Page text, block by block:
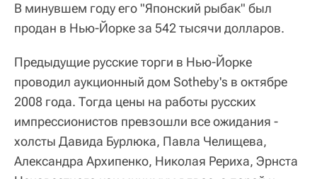
В минувшем году его "Японский рыбак" был
продан в Нью-Йорке за 542 тысячи долларов.
Предыдущие русские торги в Нью-Йорке
проводил аукционный дом Sotheby's в октябре
2008 года. Тогда цены на работы русских
импрессионистов превзошли все ожидания -
холсты Давида Бурлюка, Павла Челищева,
Александра Архипенко, Николая Рериха, Эрнста